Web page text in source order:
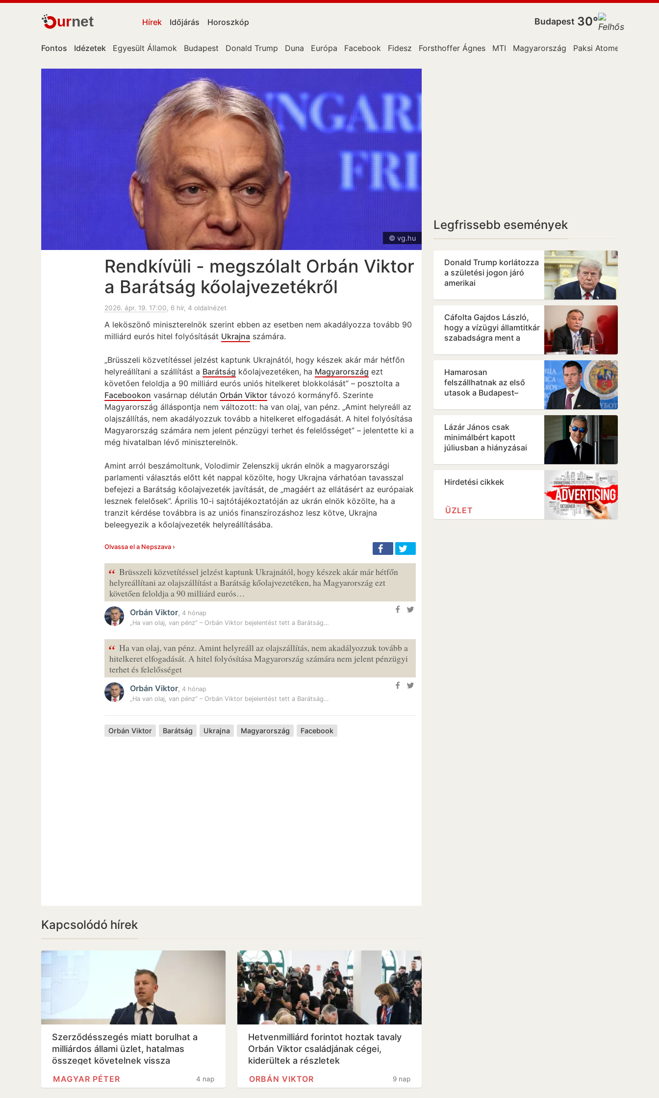
urnet Hírek Időjárás Horoszkóp Budapest 30°
Fontos Idézetek Egyesült Államok Budapest Donald Trump Duna Európa Facebook Fidesz Forsthoffer Ágnes MTI Magyarország Paksi Atomerőműben
© vg.hu
Rendkívüli - megszólalt Orbán Viktor
a Barátság kőolajvezetékről
2026. ápr. 19. 17:00, 6 hír, 4 oldalnézet
A leköszönő miniszterelnök szerint ebben az esetben nem akadályozza tovább 90
milliárd eurós hitel folyósítását Ukrajna számára.
„Brüsszeli közvetítéssel jelzést kaptunk Ukrajnától, hogy készek akár már hétfőn
helyreállítani a szállítást a Barátság kőolajvezetéken, ha Magyarország ezt
követően feloldja a 90 milliárd eurós uniós hitelkeret blokkolását” – posztolta a
Facebookon vasárnap délután Orbán Viktor távozó kormányfő. Szerinte
Magyarország álláspontja nem változott: ha van olaj, van pénz. „Amint helyreáll az
olajszállítás, nem akadályozzuk tovább a hitelkeret elfogadását. A hitel folyósítása
Magyarország számára nem jelent pénzügyi terhet és felelősséget” – jelentette ki a
még hivatalban lévő miniszterelnök.
Amint arról beszámoltunk, Volodimir Zelenszkij ukrán elnök a magyarországi
parlamenti választás előtt két nappal közölte, hogy Ukrajna várhatóan tavasszal
befejezi a Barátság kőolajvezeték javítását, de „magáért az ellátásért az európaiak
lesznek felelősek”. Április 10-i sajtótájékoztatóján az ukrán elnök közölte, ha a
tranzit kérdése továbbra is az uniós finanszírozáshoz lesz kötve, Ukrajna
beleegyezik a kőolajvezeték helyreállításába.
Olvassa el a Nepszava ›
“ Brüsszeli közvetítéssel jelzést kaptunk Ukrajnától, hogy készek akár már hétfőn
helyreállítani az olajszállítást a Barátság kőolajvezetéken, ha Magyarország ezt
követően feloldja a 90 milliárd eurós…
Orbán Viktor, 4 hónap
„Ha van olaj, van pénz” – Orbán Viktor bejelentést tett a Barátság…
“ Ha van olaj, van pénz. Amint helyreáll az olajszállítás, nem akadályozzuk tovább a
hitelkeret elfogadását. A hitel folyósítása Magyarország számára nem jelent pénzügyi
terhet és felelősséget
Orbán Viktor, 4 hónap
„Ha van olaj, van pénz” – Orbán Viktor bejelentést tett a Barátság…
Orbán Viktor Barátság Ukrajna Magyarország Facebook
Kapcsolódó hírek
Szerződésszegés miatt borulhat a
milliárdos állami üzlet, hatalmas
összeget követelnek vissza
4 nap
MAGYAR PÉTER
Hetvenmilliárd forintot hoztak tavaly
Orbán Viktor családjának cégei,
kiderültek a részletek
9 nap
ORBÁN VIKTOR
Legfrissebb események
Donald Trump korlátozza
a születési jogon járó
amerikai
Cáfolta Gajdos László,
hogy a vízügyi államtitkár
szabadságra ment a
Hamarosan
felszállhatnak az első
utasok a Budapest–
Lázár János csak
minimálbért kapott
júliusban a hiányzásai
Hirdetési cikkek
ÜZLET